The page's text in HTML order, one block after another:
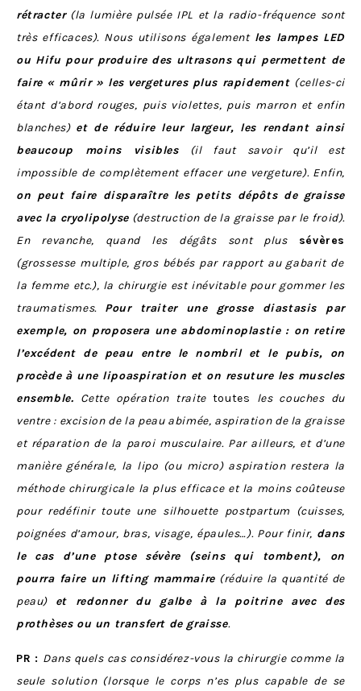
rétracter(la lumière pulsée IPL et la radio-fréquence sont
très efficaces). Nous utilisons également les lampes LED
ou Hifu pour produire des ultrasons qui permettent de
faire « mûrir » les vergetures plus rapidement (celles-ci
étant d’abord rouges, puis violettes, puis marron et enfin
blanches) et de réduire leur largeur, les rendant ainsi
beaucoup moins visibles(il faut savoir qu’il est
impossible de complètement effacer une vergeture). Enfin,
on peut faire disparaître les petits dépôts de graisse
avec la cryolipolyse(destruction de la graisse par le froid).
En revanche, quand les dégâts sont plus sévères
(grossesse multiple, gros bébés par rapport au gabarit de
la femme etc.), la chirurgie est inévitable pour gommer les
traumatismes. Pour traiter une grosse diastasis par
exemple, on proposera une abdominoplastie : on retire
l’excédent de peau entre le nombril et le pubis, on
procède à une lipoaspiration et on resuture les muscles
ensemble. Cette opération traite toutes les couches du
ventre : excision de la peau abimée, aspiration de la graisse
et réparation de la paroi musculaire. Par ailleurs, et d’une
manière générale, la lipo (ou micro) aspiration restera la
méthode chirurgicale la plus efficace et la moins coûteuse
pour redéfinir toute une silhouette postpartum (cuisses,
poignées d’amour, bras, visage, épaules…). Pour finir, dans
le cas d’une ptose sévère (seins qui tombent), on
pourra faire un lifting mammaire(réduire la quantité de
peau) et redonner du galbe à la poitrine avec des
prothèses ou un transfert de graisse.
PR : Dans quels cas considérez-vous la chirurgie comme la
seule solution (lorsque le corps n’es plus capable de se